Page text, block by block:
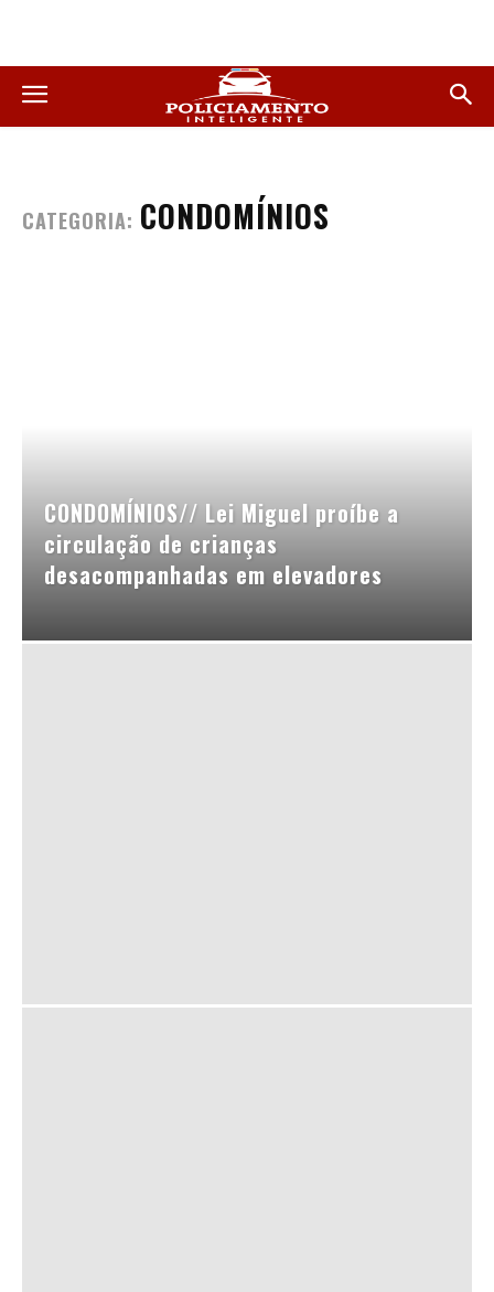
CATEGORIA: CONDOMÍNIOS
CONDOMÍNIOS// Lei Miguel proíbe a
circulação de crianças
desacompanhadas em elevadores